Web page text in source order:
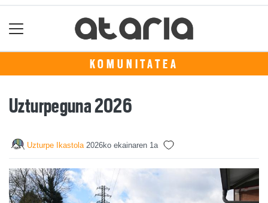
KOMUNITATEA
Uzturpeguna 2026
Uzturpe Ikastola 2026ko ekainaren 1a